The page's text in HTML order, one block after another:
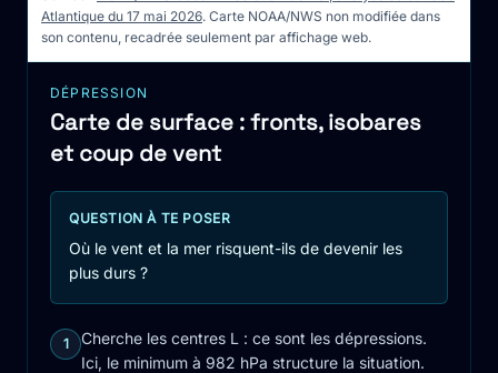
Atlantique du 17 mai 2026. Carte NOAA/NWS non modifiée dans
son contenu, recadrée seulement par affichage web.
DÉPRESSION
Carte de surface : fronts, isobares
et coup de vent
QUESTION À TE POSER
Où le vent et la mer risquent-ils de devenir les
plus durs ?
1
Cherche les centres L : ce sont les dépressions.
Ici, le minimum à 982 hPa structure la situation.